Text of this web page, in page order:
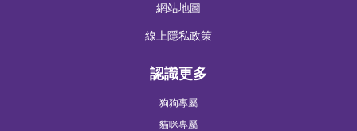
網站地圖
線上隱私政策
認識更多
狗狗專屬
貓咪專屬